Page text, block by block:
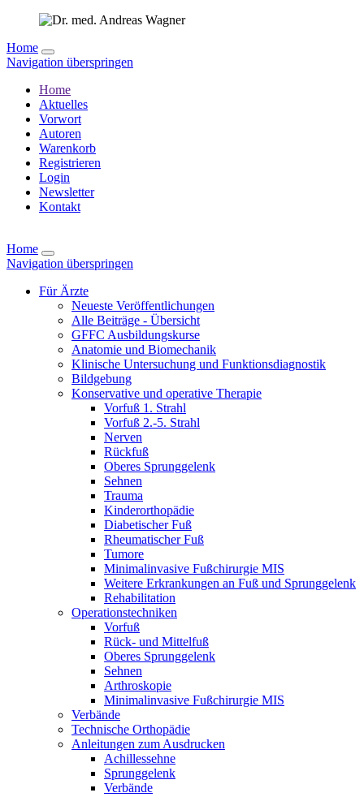
Home
Navigation überspringen
Home
Aktuelles
Vorwort
Autoren
Warenkorb
Registrieren
Login
Newsletter
Kontakt
Home
Navigation überspringen
Für Ärzte
Neueste Veröffentlichungen
Alle Beiträge - Übersicht
GFFC Ausbildungskurse
Anatomie und Biomechanik
Klinische Untersuchung und Funktionsdiagnostik
Bildgebung
Konservative und operative Therapie
Vorfuß 1. Strahl
Vorfuß 2.-5. Strahl
Nerven
Rückfuß
Oberes Sprunggelenk
Sehnen
Trauma
Kinderorthopädie
Diabetischer Fuß
Rheumatischer Fuß
Tumore
Minimalinvasive Fußchirurgie MIS
Weitere Erkrankungen an Fuß und Sprunggelenk
Rehabilitation
Operations­techniken
Vorfuß
Rück- und Mittelfuß
Oberes Sprunggelenk
Sehnen
Arthroskopie
Minimalinvasive Fußchirurgie MIS
Verbände
Technische Orthopädie
Anleitungen zum Ausdrucken
Achillessehne
Sprunggelenk
Verbände